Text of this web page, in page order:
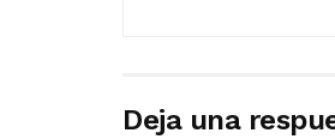
Deja una